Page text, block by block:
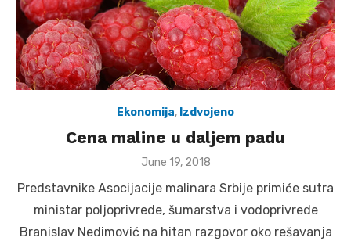
Ekonomija, Izdvojeno
Cena maline u daljem padu
Posted
June 19, 2018
Predstavnike Asocijacije malinara Srbije primiće sutra
ministar poljoprivrede, šumarstva i vodoprivrede
Branislav Nedimović na hitan razgovor oko rešavanja